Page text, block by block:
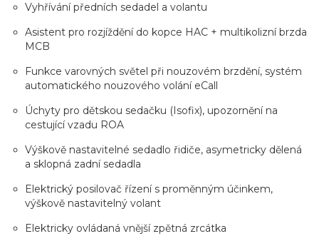
Vyhřívání předních sedadel a volantu
Asistent pro rozjíždění do kopce HAC + multikolizní brzda
MCB
Funkce varovných světel při nouzovém brzdění, systém
automatického nouzového volání eCall
Úchyty pro dětskou sedačku (Isofix), upozornění na
cestující vzadu ROA
Výškově nastavitelné sedadlo řidiče, asymetricky dělená
a sklopná zadní sedadla
Elektrický posilovač řízení s proměnným účinkem,
výškově nastavitelný volant
Elektricky ovládaná vnější zpětná zrcátka